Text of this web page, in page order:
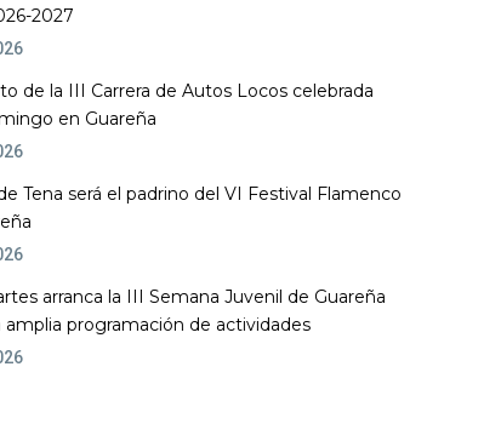
2027
de la III Carrera de Autos Locos celebrada
en Guareña
Tena será el padrino del VI Festival Flamenco
arranca la III Semana Juvenil de Guareña
amplia programación de actividades